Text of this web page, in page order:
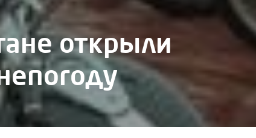
открыли